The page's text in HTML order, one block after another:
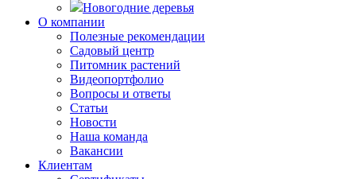
Новогодние деревья
О компании
Полезные рекомендации
Садовый центр
Питомник растений
Видеопортфолио
Вопросы и ответы
Статьи
Новости
Наша команда
Вакансии
Клиентам